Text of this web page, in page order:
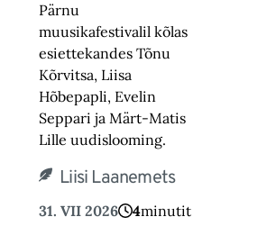
Pärnu
muusikafestivalil kõlas
esiettekandes Tõnu
Kõrvitsa, Liisa
Hõbepapli, Evelin
Seppari ja Märt-Matis
Lille uudislooming.
Liisi Laanemets
31. VII 2026 4minutit